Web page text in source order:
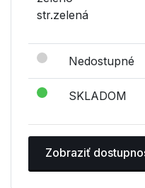
str.zelená
Nedostupné
SKLADOM
Zobraziť